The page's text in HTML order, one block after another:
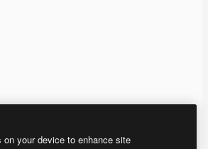
your device to enhance site